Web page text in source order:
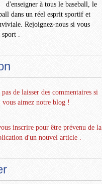
d'enseigner à tous le baseball, le
dans un réel esprit sportif et
Rejoignez-nous si vous
sport .
de laisser des commentaires si
vous aimez notre blog !
inscrire pour être prévenu de la
d'un nouvel article .